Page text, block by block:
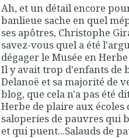
Ah, et un détail encore
banlieue sache en quel
ses apôtres, Christophe
savez-vous quel a été
dégager le Musée en
Il y avait trop d'enfants de
Delanoë et sa majorité de
blog, que cela n'a pas été
Herbe de plaire aux écoles
saloperies de pauvres qui
et qui puent...Salauds de